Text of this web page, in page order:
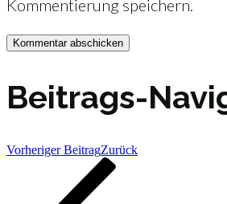
Kommentierung speichern.
Beitrags-
Vorheriger BeitragZurück